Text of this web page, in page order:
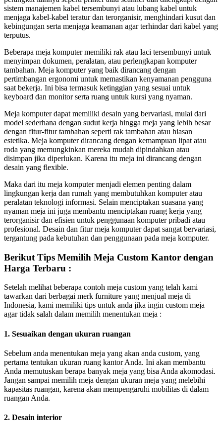
sistem manajemen kabel tersembunyi atau lubang kabel untuk
menjaga kabel-kabel teratur dan terorganisir, menghindari kusut dan
kebingungan serta menjaga keamanan agar terhindar dari kabel yang
terputus.
Beberapa meja komputer memiliki rak atau laci tersembunyi untuk
menyimpan dokumen, peralatan, atau perlengkapan komputer
tambahan. Meja komputer yang baik dirancang dengan
pertimbangan ergonomi untuk memastikan kenyamanan pengguna
saat bekerja. Ini bisa termasuk ketinggian yang sesuai untuk
keyboard dan monitor serta ruang untuk kursi yang nyaman.
Meja komputer dapat memiliki desain yang bervariasi, mulai dari
model sederhana dengan sudut kerja hingga meja yang lebih besar
dengan fitur-fitur tambahan seperti rak tambahan atau hiasan
estetika. Meja komputer dirancang dengan kemampuan lipat atau
roda yang memungkinkan mereka mudah dipindahkan atau
disimpan jika diperlukan. Karena itu meja ini dirancang dengan
desain yang flexible.
Maka dari itu meja komputer menjadi elemen penting dalam
lingkungan kerja dan rumah yang membutuhkan komputer atau
peralatan teknologi informasi. Selain menciptakan suasana yang
nyaman meja ini juga membantu menciptakan ruang kerja yang
terorganisir dan efisien untuk penggunaan komputer pribadi atau
profesional. Desain dan fitur meja komputer dapat sangat bervariasi,
tergantung pada kebutuhan dan penggunaan pada meja komputer.
Berikut Tips Memilih Meja Custom Kantor dengan
Harga Terbaru :
Setelah melihat beberapa contoh meja custom yang telah kami
tawarkan dari berbagai merk furniture yang menjual meja di
Indonesia, kami memiliki tips untuk anda jika ingin custom meja
agar tidak salah dalam memilih menentukan meja :
1. Sesuaikan dengan ukuran ruangan
Sebelum anda menentukan meja yang akan anda custom, yang
pertama tentukan ukuran ruang kantor Anda. Ini akan membantu
Anda memutuskan berapa banyak meja yang bisa Anda akomodasi.
Jangan sampai memilih meja dengan ukuran meja yang melebihi
kapasitas ruangan, karena akan mempengaruhi mobilitas di dalam
ruangan Anda.
2. Desain interior